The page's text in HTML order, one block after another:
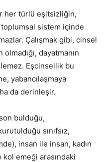
her türlü eşitsizliğin,
toplumsal sistem içinde
Çalışmak gibi, cinsel
dayatmanın
Eşcinsellik bu
yabancılaşmaya
da derinleşir.
bulduğu,
sınıfsız,
insan ile insan, kadın
emeği arasındaki